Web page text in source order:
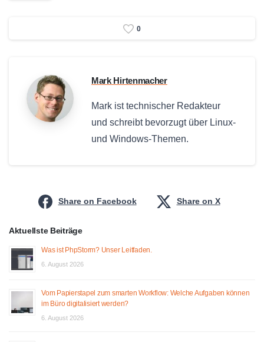
0
Mark Hirtenmacher
Mark ist technischer Redakteur
und schreibt bevorzugt über Linux-
und Windows-Themen.
Share on Facebook Share on X
Aktuellste Beiträge
Was ist PhpStorm? Unser Leitfaden.
6. August 2026
Vom Papierstapel zum smarten Workflow: Welche Aufgaben können
im Büro digitalisiert werden?
6. August 2026